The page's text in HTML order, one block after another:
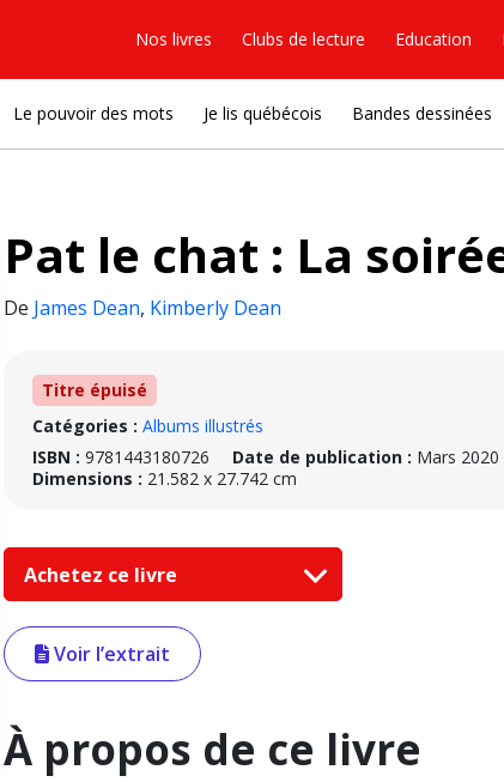
Nos livres Clubs de lecture Education
Le pouvoir des mots Je lis québécois Bandes dessinées
Pat le chat : La
De James Dean, Kimberly Dean
Titre épuisé
Catégories : Albums illustrés
ISBN : 9781443180726 Date de publication : Mars 2020
Dimensions : 21.582 x 27.742 cm
Achetez ce livre
Voir l’extrait
À propos de ce livre